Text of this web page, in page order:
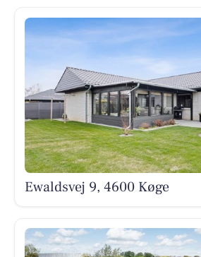
Ewaldsvej 9, 4600 Køge